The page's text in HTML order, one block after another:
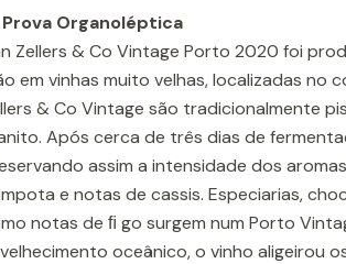
Prova Organoléptica
Zellers & Co Vintage Porto 2020 foi
em vinhas muito velhas, localizadas no
& Co Vintage são tradicionalmente
Após cerca de três dias de
assim a intensidade dos
e notas de cassis. Especiarias,
notas de ﬁ go surgem num Porto
oceânico, o vinho aligeirou